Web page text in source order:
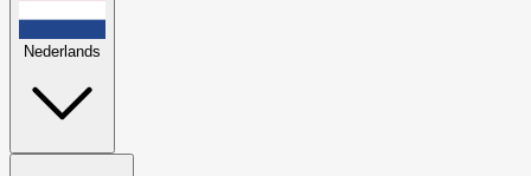
Nederlands